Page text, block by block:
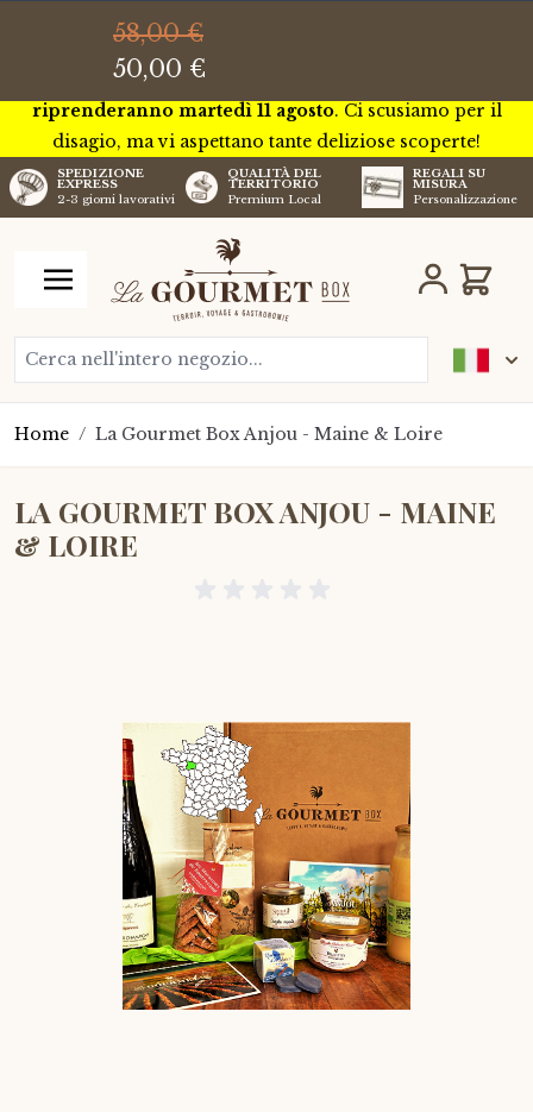
Questa settimana saremo in tournée in tutta la Francia per
incontrare alcuni dei nostri futuri artigiani. Per questo
motivo, non potremo effettuare
riprenderanno martedì 11 agosto. Ci scusiamo per il
disagio, ma vi aspettano tante deliziose scoperte!
SPEDIZIONE
EXPRESS
2-3 giorni lavorativi
QUALITÀ DEL
TERRITORIO
Premium Local
REGALI SU
MISURA
Personalizzazione
Cerca nell'intero negozio...
Carrello
Home / La Gourmet Box Anjou - Maine & Loire
LA GOURMET BOX ANJOU - MAINE
& LOIRE
58,00 €
50,00 €